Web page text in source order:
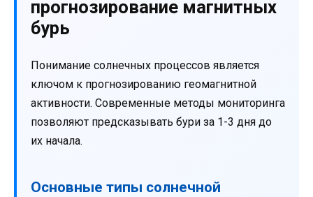
прогнозирование магнитных
бурь
Понимание солнечных процессов является
ключом к прогнозированию геомагнитной
активности. Современные методы мониторинга
позволяют предсказывать бури за 1-3 дня до
их начала.
Основные типы солнечной